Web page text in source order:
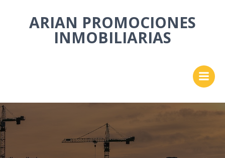
al
contenido
ARIAN PROMOCIONES
INMOBILIARIAS